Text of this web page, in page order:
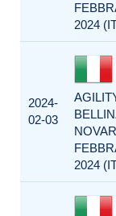
2024
2024-
02-03
2024